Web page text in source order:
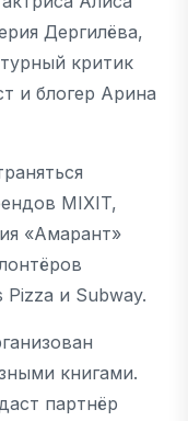
Дергилёва,
критик
и блогер Арина
MIXIT,
«Амарант»
Pizza и Subway.
книгами.
партнёр